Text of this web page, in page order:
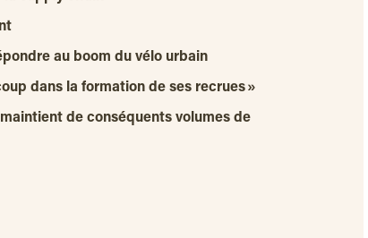
au boom du vélo urbain
dans la formation de ses recrues »
de conséquents volumes de